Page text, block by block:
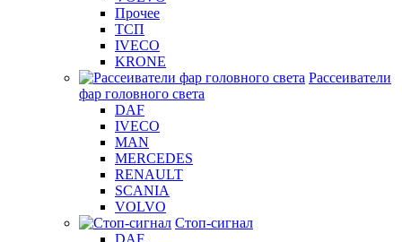
Прочее
ТСП
IVECO
KRONE
Рассеиватели
фар головного света
DAF
IVECO
MAN
MERCEDES
RENAULT
SCANIA
VOLVO
Стоп-сигнал
DAF